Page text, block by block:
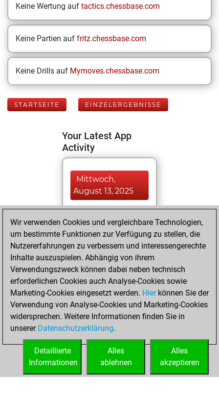
Keine Wertung auf tactics.chessbase.com
Keine Partien auf fritz.chessbase.com
Keine Drills auf Mymoves.chessbase.com
STARTSEITE EINZELERGEBNISSE
Your Latest App
Activity
Mittwoch,
August 13, 2025
You played 24
blitz games
Play
You scored +16
=2 -6 in blitz
Donnerstag, Juli
21, 2022
You played 2
slow games
Play
You scored +0
=1 -1 in slow games
Wir verwenden Cookies und vergleichbare Technologien,
um bestimmte Funktionen zur Verfügung zu stellen, die
Nutzererfahrungen zu verbessern und interessengerechte
Inhalte auszuspielen. Abhängig von ihrem
Verwendungszweck können dabei neben technisch
erforderlichen Cookies auch Analyse-Cookies sowie
Marketing-Cookies eingesetzt werden. Hierkönnen Sie der
Verwendung von Analyse-Cookies und Marketing-Cookies
widersprechen. Weitere Informationen finden Sie in
unserer Datenschutzerklärung.
Alles
akzeptieren
Alles
ablehnen
Detaillierte
Informationen